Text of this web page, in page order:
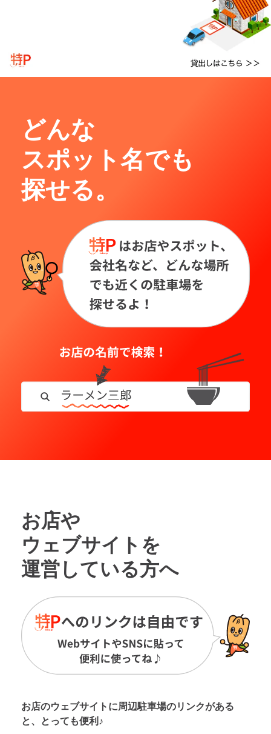
どんな
スポット名でも
探せる。
お店や
ウェブサイトを
運営している方へ
お店のウェブサイトに周辺駐車場のリンクがある
と、とっても便利♪